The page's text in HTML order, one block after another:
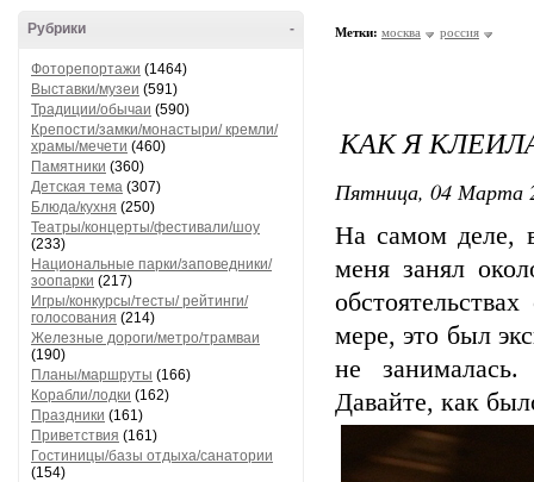
-
Рубрики
Фоторепортажи (1464)
Выставки/музеи (591)
Традиции/обычаи (590)
Крепости/замки/монастыри/ кремли/
храмы/мечети (460)
Памятники (360)
Детская тема (307)
Блюда/кухня (250)
Театры/концерты/фестивали/шоу
(233)
Национальные парки/заповедники/
зоопарки (217)
Игры/конкурсы/тесты/ рейтинги/
голосования (214)
Железные дороги/метро/трамваи
(190)
Планы/маршруты (166)
Корабли/лодки (162)
Праздники (161)
Приветствия (161)
Гостиницы/базы отдыха/санатории
(154)
Метки: москва россия
КАК Я
Пятница, 04 Марта
На самом деле,
меня занял
мере, это был
не занималась.
Давайте, как